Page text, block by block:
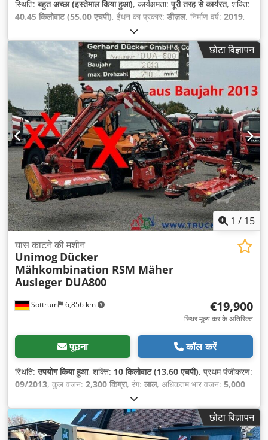
स्थिति:बहुत अच्छा (इस्तेमाल किया हुआ), कार्यक्षमता:पूरी तरह से कार्यरत, शक्ति:
40.45 किलोवाट (55.00 एचपी), ईंधन का प्रकार: डीज़ल, निर्माण वर्ष: 2019,
कालिख फिल्टर, गाड़ी का पंजीकरण, सभी
पहियों की ड्राइव,
छोटा विज्ञापन
1 / 15
Sottrum 6,856 km
घास काटने की मशीन
Unimog Dücker
Mähkombination RSM Mäher
Ausleger DUA800
€19,900
स्थिर मूल्य कर के अतिरिक्त
पूछना कॉल करें
स्थिति:उपयोग किया हुआ, शक्ति: 10 किलोवाट (13.60 एचपी), प्रथम पंजीकरण:
09/2013, कुल वजन: 2,300 किग्रा, रंग: लाल, अधिकतम भार वजन: 5,000
, गियरिंग प्रकार:
निर्माण वर्ष:2013,
छोटा विज्ञापन